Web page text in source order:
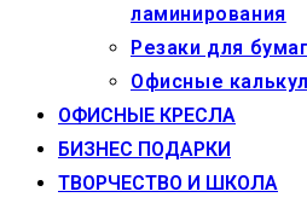
ламинирования
Резаки для
Офисные
ОФИСНЫЕ КРЕСЛА
БИЗНЕС ПОДАРКИ
ТВОРЧЕСТВО И ШКОЛА